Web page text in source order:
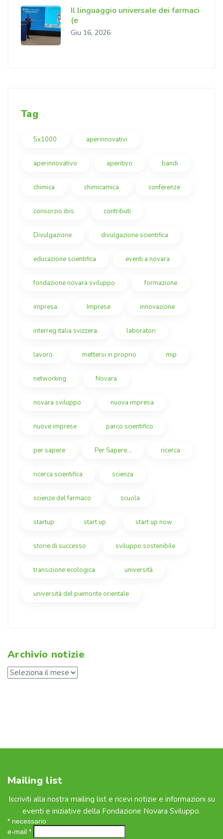
Il linguaggio universale dei farmaci
(e
Giu 16, 2026
Tag
5x1000 aperinnovativi
aperinnovativo aperitivo bandi
chimica chimicamica conferenze
consorzio ibis contributi
Divulgazione divulgazione scientifica
educazione scientifica eventi a novara
fondazione novara sviluppo formazione
impresa Imprese innovazione
interreg italia svizzera laboratori
lavoro mettersi in proprio mip
networking Novara
novara sviluppo nuova impresa
nuove imprese parco scientifico
per sapere Per Sapere... ricerca
ricerca scientifica scienza
scienze del farmaco scuola
startup start up start up now
storie di successo sviluppo sostenibile
transizione ecologica università
università del piemonte orientale
Archivio notizie
Mailing list
Iscriviti alla nostra mailing list e ricevi notizie e informazioni su
eventi e iniziative della Fondazione Novara Sviluppo.
* necessario
e-mail *